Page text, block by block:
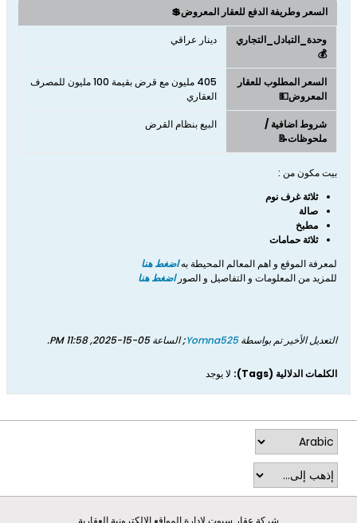
السعر وطريفة الدفع للعقار المعروض💲
وحدة_التبادل_التجاري
💰
دينار عراقي
السعر المطلوب للعقار
المعروض💵
405 مليون مع قرض بقيمة 100 مليون للمصرف
العقاري
شروط اضافية /
ملحوظات📝
البيع بنظام القرض
بيت مكون من :
ثلاثة غرف نوم
صالة
مطبخ
ثلاثة حمامات
لمعرفة الموقع و اهم المعالم المحيطة بهاضغط هنا
للمزيد من المعلومات و التفاصيل و الصوراضغط هنا
التعديل الأخير تم بواسطةYomna525; الساعة05-15-2025, 11:58 PM
.
الكلمات الدلالية (Tags): لا يوجد
شركة عقار سبوت لادارة المواقع الالكترونية العقارية